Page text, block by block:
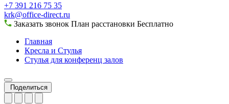
+7 391 216 75 35
krk@office-direct.ru
Заказать звонок План расстановки Бесплатно
Главная
Кресла и Стулья
Стулья для конференц залов
Поделиться